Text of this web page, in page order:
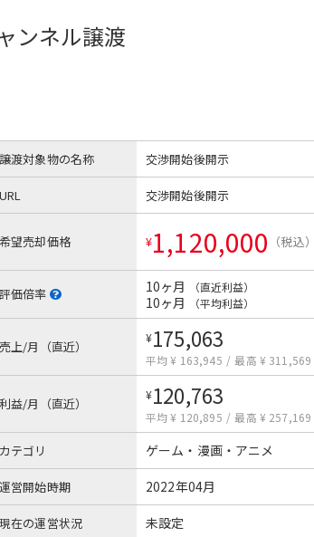
ンネル譲渡
譲渡対象物の名称 交渉開始後開示
URL 交渉開始後開示
希望売却価格 ¥1,120,000 （税込）
評価倍率 10ヶ月 （直近利益）
10ヶ月 （平均利益）
売上/月（直近）
¥175,063
平均 ¥ 163,945 / 最高 ¥ 311,569
利益/月（直近）
¥120,763
平均 ¥ 120,895 / 最高 ¥ 257,169
カテゴリ ゲーム・漫画・アニメ
運営開始時期 2022年04月
現在の運営状況 未設定